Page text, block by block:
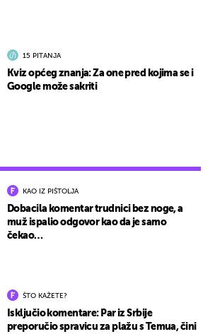
KAO IZ PIŠTOLJA
Dobacila komentar trudnici bez noge, a
muž ispalio odgovor kao da je samo
čekao…
ŠTO KAŽETE?
Isključio komentare: Par iz Srbije
preporučio spravicu za plažu s Temua, čini
15 PITANJA
Kviz općeg znanja: Za one pred kojima se i
Google može sakriti